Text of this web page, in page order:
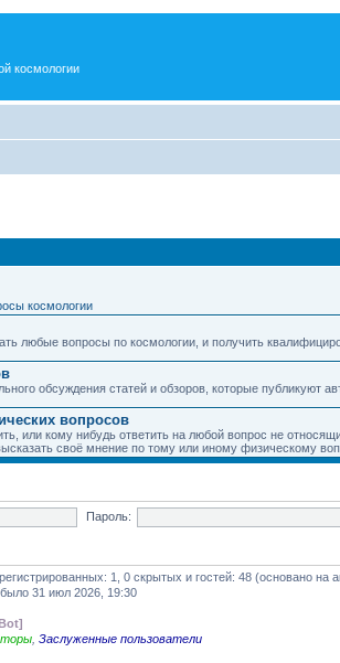
космологии
космологии
любые вопросы по космологии, и получить
обсуждения статей и обзоров, которые публикуют
вопросов
или кому нибудь ответить на любой вопрос не
своё мнение по тому или иному физическому
Пароль:
1, 0 скрытых и гостей: 48 (основано на
31 июл 2026, 19:30
Заслуженные пользователи